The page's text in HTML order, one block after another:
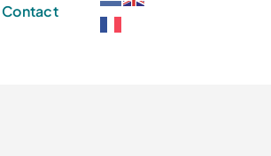
Contact